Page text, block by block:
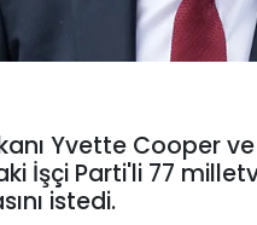
Yvette Cooper
İşçi Parti'li 77
istedi.